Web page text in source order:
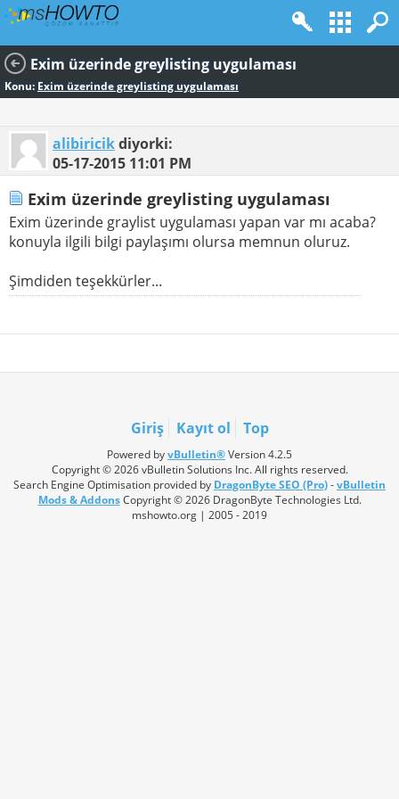
Exim üzerinde greylisting uygulaması
Konu: Exim üzerinde greylisting uygulaması
alibiricikdiyorki:
05-17-2015 11:01 PM
Exim üzerinde greylisting uygulaması
Exim üzerinde graylist uygulaması yapan var mı acaba?
konuyla ilgili bilgi paylaşımı olursa memnun oluruz.
Şimdiden teşekkürler...
Giriş Kayıt ol Top
Powered byvBulletin®Version 4.2.5
Copyright © 2026 vBulletin Solutions Inc. All rights reserved.
Search Engine Optimisation provided by DragonByte SEO (Pro)-vBulletin
Mods & AddonsCopyright © 2026 DragonByte Technologies Ltd.
mshowto.org | 2005 - 2019